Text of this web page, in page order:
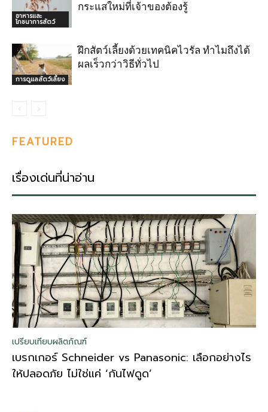
อาหารและ
โภชนาการสัตว์
กระแสใหม่ที่เจ้าของต้องรู้
การดูแลสัตว์เลี้ยง
ฝึกสัตว์เลี้ยงด้วยเทคนิคไวรัล ทำไมถึงได้
ผลเร็วกว่าวิธีทั่วไป
FEATURED
เรื่องเด่นที่น่าอ่าน
เปรียบเทียบผลิตภัณฑ์
เบรกเกอร์ Schneider vs Panasonic: เลือกอย่างไร
ให้ปลอดภัย ไม่ใช่แค่ ‘กันไฟดูด’